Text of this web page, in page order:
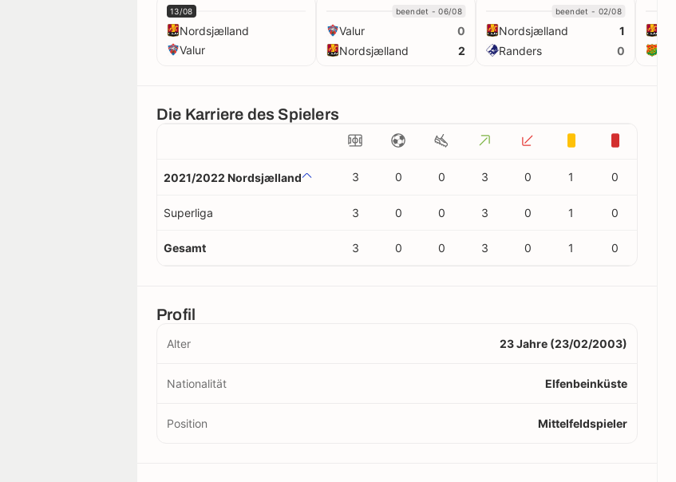
13/08
Nordsjælland
Valur
beendet - 06/08
Valur
0
Nordsjælland
2
beendet - 02/08
Nordsjælland
1
Randers
0
Die Karriere des Spielers
2021/2022 Nordsjælland 3 0 0 3 0 1 0
Superliga 3 0 0 3 0 1 0
Gesamt 3 0 0 3 0 1 0
Profil
Alter 23 Jahre (23/02/2003)
Nationalität Elfenbeinküste
Position Mittelfeldspieler